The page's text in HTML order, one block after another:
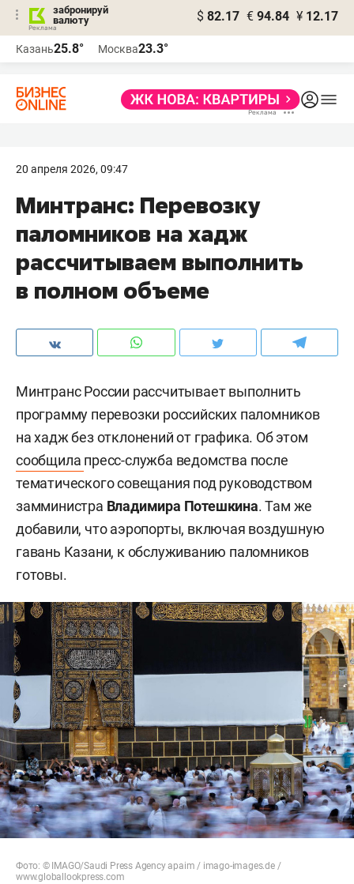
забронируй
валюту
$ 82.17 € 94.84 ¥ 12.17
Казань25.8° Москва23.3°
20 апреля 2026, 09:47
Минтранс: Перевозку
паломников на хадж
рассчитываем выполнить
в полном объеме
Минтранс России рассчитывает выполнить
программу перевозки российских паломников
на хадж без отклонений от графика. Об этом
сообщила пресс-служба ведомства после
тематического совещания под руководством
замминистра Владимира Потешкина. Там же
добавили, что аэропорты, включая воздушную
гавань Казани, к обслуживанию паломников
готовы.
Фото: © IMAGO/Saudi Press Agency apaim / imago-images.de /
www.globallookpress.com